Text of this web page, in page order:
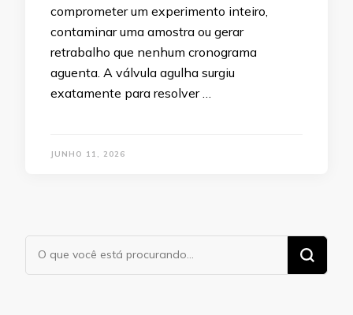
comprometer um experimento inteiro,
contaminar uma amostra ou gerar
retrabalho que nenhum cronograma
aguenta. A válvula agulha surgiu
exatamente para resolver …
JUNHO 11, 2026
Procurando
algo?